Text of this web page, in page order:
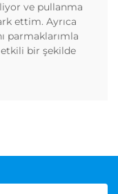
ve pullanma
ettim. Ayrıca
parmaklarımla
bir şekilde